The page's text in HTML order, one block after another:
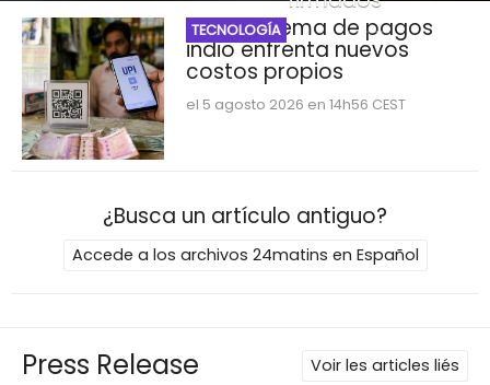
TECNOLOGÍA
UPI: El sistema de pagos
indio enfrenta nuevos
costos propios
el 5 agosto 2026 en 14h56 CEST
¿Busca un artículo antiguo?
Accede a los archivos 24matins en Español
Press Release Voir les articles liés